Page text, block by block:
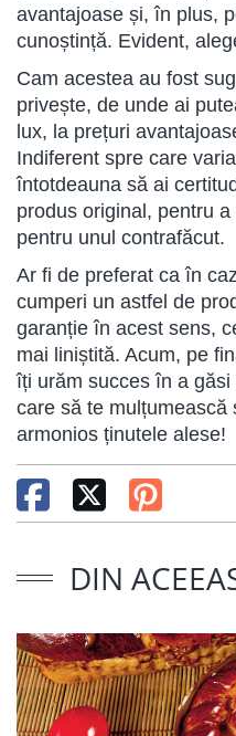
avantajoase și, în plus,
cunoștință. Evident,
Cam acestea au fost
privește, de unde ai
lux, la prețuri
Indiferent spre care
întotdeauna să ai
produs original, pentru
pentru unul contrafăcut.
Ar fi de preferat ca în
cumperi un astfel de
garanție în acest sens,
mai liniștită. Acum, pe
îți urăm succes în a
care să te
armonios ținutele alese!
DIN